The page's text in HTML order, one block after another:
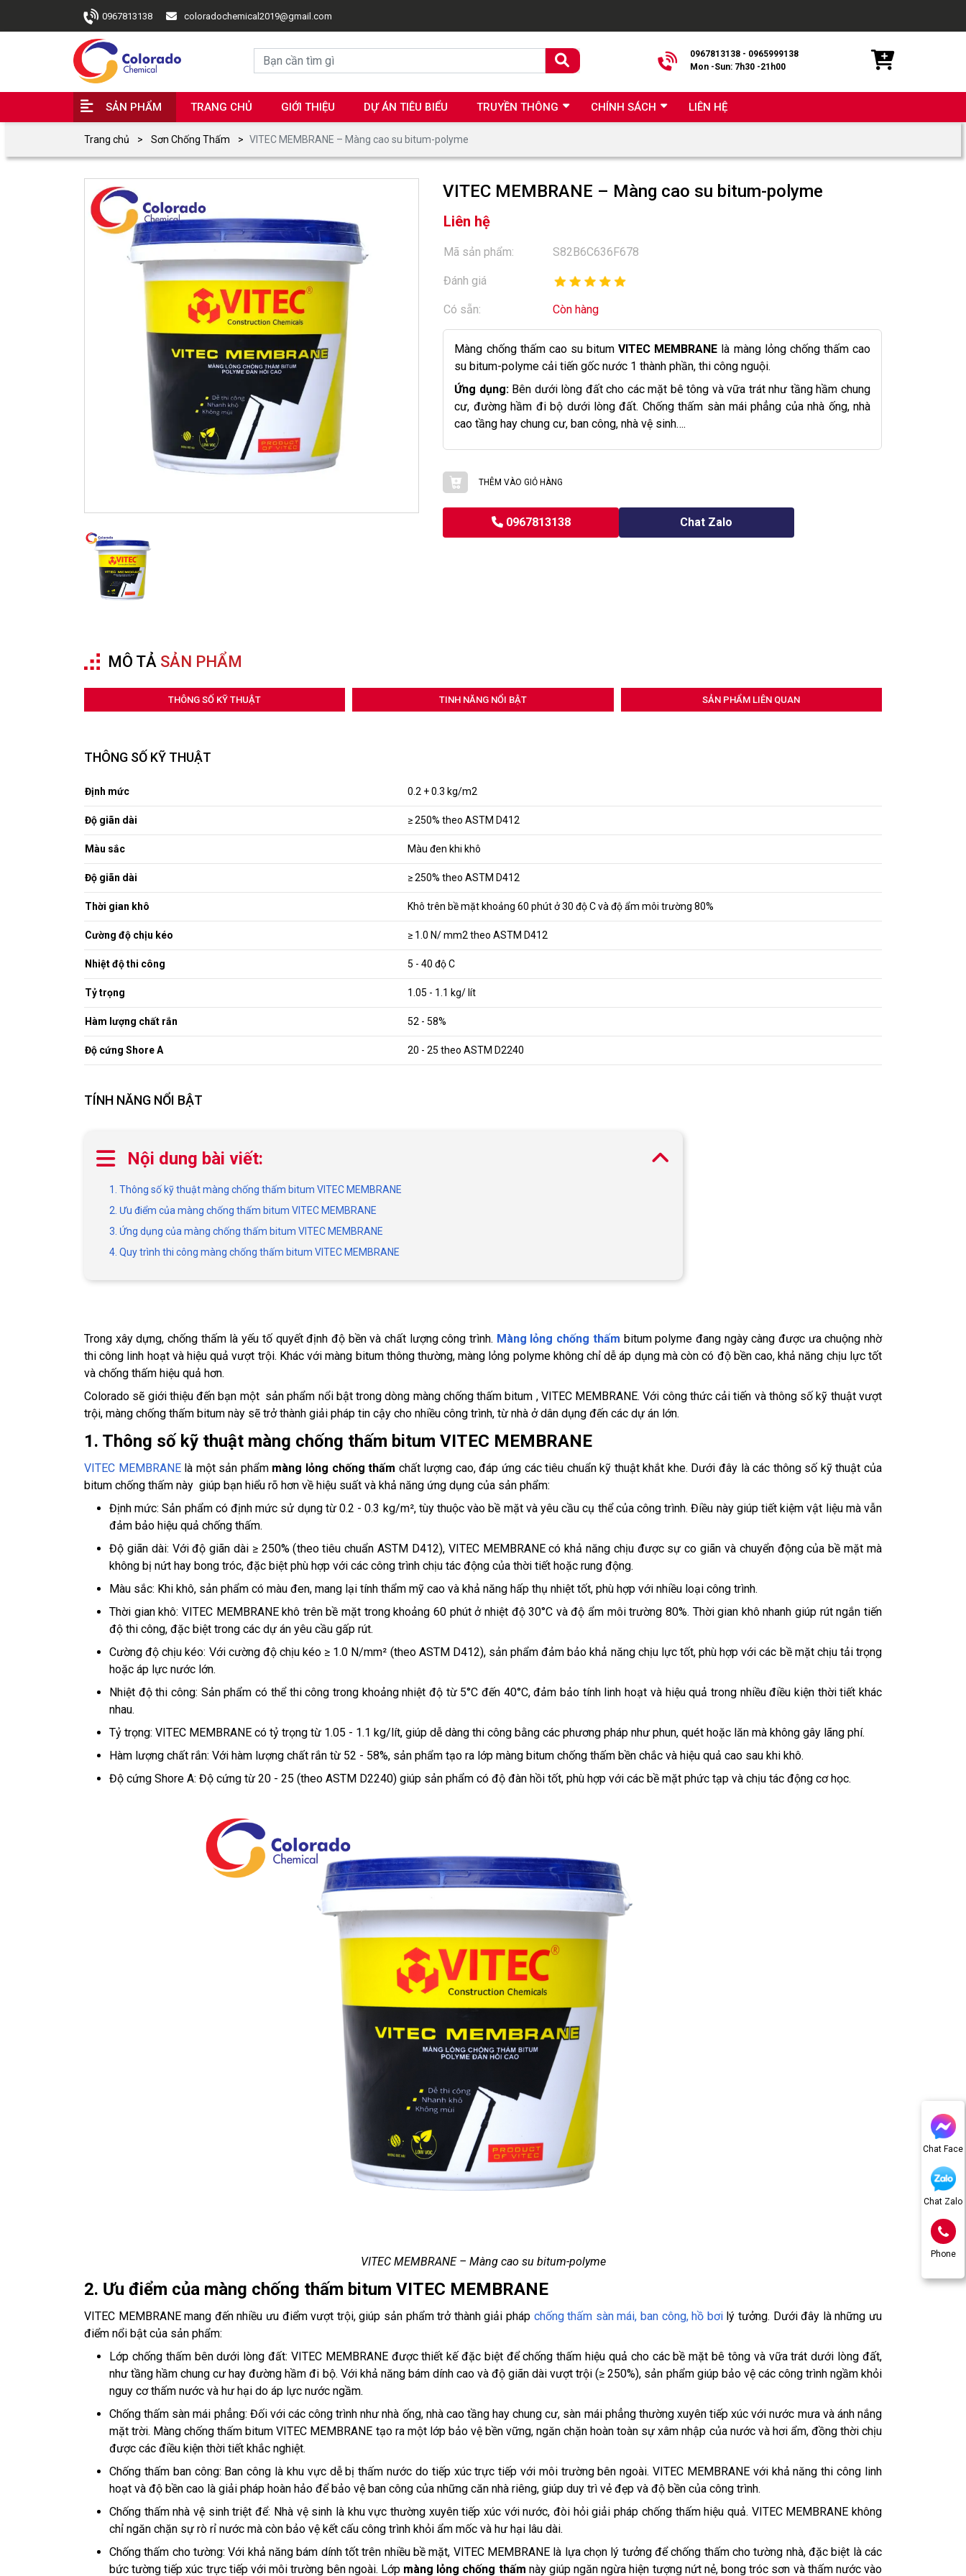
0967813138 coloradochemical2019@gmail.com
0967813138 - 0965999138
Mon -Sun: 7h30 -21h00
SẢN PHẨM TRANG CHỦ GIỚI THIỆU DỰ ÁN TIÊU BIỂU TRUYỀN THÔNG CHÍNH SÁCH LIÊN HỆ
Chat Face
Chat Zalo
Phone
Trang chủ Sơn Chống Thấm VITEC MEMBRANE – Màng cao su bitum-polyme
VITEC MEMBRANE – Màng cao su bitum-polyme
Liên hệ
Mã sản phẩm: S82B6C636F678
Đánh giá
Có sẵn: Còn hàng
Màng chống thấm cao su bitumVITEC MEMBRANE là màng lỏng chống thấm cao
su bitum-polyme cải tiến gốc nước 1 thành phần, thi công nguội.
Ứng dụng:Bên dưới lòng đất cho các mặt bê tông và vữa trát như tầng hầm chung
cư, đường hầm đi bộ dưới lòng đất. Chống thấm sàn mái phẳng của nhà ống, nhà
cao tầng hay chung cư, ban công, nhà vệ sinh….
THÊM VÀO GIỎ HÀNG
0967813138 Chat Zalo
MÔ TẢ SẢN PHẨM
THÔNG SỐ KỸ THUẬT TINH NĂNG NỔI BẬT SẢN PHẨM LIÊN QUAN
THÔNG SỐ KỸ THUẬT
Định mức 0.2 + 0.3 kg/m2
Độ giãn dài ≥ 250% theo ASTM D412
Màu sắc Màu đen khi khô
Độ giãn dài ≥ 250% theo ASTM D412
Thời gian khô Khô trên bề mặt khoảng 60 phút ở 30 độ C và độ ẩm môi trường 80%
Cường độ chịu kéo ≥ 1.0 N/ mm2 theo ASTM D412
Nhiệt độ thi công 5 - 40 độ C
Tỷ trọng 1.05 - 1.1 kg/ lít
Hàm lượng chất rắn 52 - 58%
Độ cứng Shore A 20 - 25 theo ASTM D2240
TÍNH NĂNG NỔI BẬT
Nội dung bài viết:
1. Thông số kỹ thuật màng chống thấm bitum VITEC MEMBRANE
2. Ưu điểm của màng chống thấm bitum VITEC MEMBRANE
3. Ứng dụng của màng chống thấm bitum VITEC MEMBRANE
4. Quy trình thi công màng chống thấm bitum VITEC MEMBRANE
Trong xây dựng, chống thấm là yếu tố quyết định độ bền và chất lượng công trình. Màng lỏng chống thấm bitum polyme đang ngày càng được ưa chuộng nhờ
thi công linh hoạt và hiệu quả vượt trội. Khác với màng bitum thông thường, màng lỏng polyme không chỉ dễ áp dụng mà còn có độ bền cao, khả năng chịu lực tốt
và chống thấm hiệu quả hơn.
Colorado sẽ giới thiệu đến bạn một sản phẩm nổi bật trong dòng màng chống thấm bitum , VITEC MEMBRANE. Với công thức cải tiến và thông số kỹ thuật vượt
trội, màng chống thấm bitum này sẽ trở thành giải pháp tin cậy cho nhiều công trình, từ nhà ở dân dụng đến các dự án lớn.
1. Thông số kỹ thuật màng chống thấm bitum VITEC MEMBRANE
VITEC MEMBRANElà một sản phẩm màng lỏng chống thấm chất lượng cao, đáp ứng các tiêu chuẩn kỹ thuật khắt khe. Dưới đây là các thông số kỹ thuật của
bitum chống thấm này giúp bạn hiểu rõ hơn về hiệu suất và khả năng ứng dụng của sản phẩm:
Định mức: Sản phẩm có định mức sử dụng từ 0.2 - 0.3 kg/m², tùy thuộc vào bề mặt và yêu cầu cụ thể của công trình. Điều này giúp tiết kiệm vật liệu mà vẫn
đảm bảo hiệu quả chống thấm.
Độ giãn dài: Với độ giãn dài ≥ 250% (theo tiêu chuẩn ASTM D412), VITEC MEMBRANE có khả năng chịu được sự co giãn và chuyển động của bề mặt mà
không bị nứt hay bong tróc, đặc biệt phù hợp với các công trình chịu tác động của thời tiết hoặc rung động.
Màu sắc: Khi khô, sản phẩm có màu đen, mang lại tính thẩm mỹ cao và khả năng hấp thụ nhiệt tốt, phù hợp với nhiều loại công trình.
Thời gian khô: VITEC MEMBRANE khô trên bề mặt trong khoảng 60 phút ở nhiệt độ 30°C và độ ẩm môi trường 80%. Thời gian khô nhanh giúp rút ngắn tiến
độ thi công, đặc biệt trong các dự án yêu cầu gấp rút.
Cường độ chịu kéo: Với cường độ chịu kéo ≥ 1.0 N/mm² (theo ASTM D412), sản phẩm đảm bảo khả năng chịu lực tốt, phù hợp với các bề mặt chịu tải trọng
hoặc áp lực nước lớn.
Nhiệt độ thi công: Sản phẩm có thể thi công trong khoảng nhiệt độ từ 5°C đến 40°C, đảm bảo tính linh hoạt và hiệu quả trong nhiều điều kiện thời tiết khác
nhau.
Tỷ trọng: VITEC MEMBRANE có tỷ trọng từ 1.05 - 1.1 kg/lít, giúp dễ dàng thi công bằng các phương pháp như phun, quét hoặc lăn mà không gây lãng phí.
Hàm lượng chất rắn: Với hàm lượng chất rắn từ 52 - 58%, sản phẩm tạo ra lớp màng bitum chống thấm bền chắc và hiệu quả cao sau khi khô.
Độ cứng Shore A: Độ cứng từ 20 - 25 (theo ASTM D2240) giúp sản phẩm có độ đàn hồi tốt, phù hợp với các bề mặt phức tạp và chịu tác động cơ học.
VITEC MEMBRANE – Màng cao su bitum-polyme
2. Ưu điểm của màng chống thấm bitum VITEC MEMBRANE
VITEC MEMBRANE mang đến nhiều ưu điểm vượt trội, giúp sản phẩm trở thành giải pháp chống thấm sàn mái, ban công, hồ bơilý tưởng. Dưới đây là những ưu
điểm nổi bật của sản phẩm:
Lớp chống thấm bên dưới lòng đất: VITEC MEMBRANE được thiết kế đặc biệt để chống thấm hiệu quả cho các bề mặt bê tông và vữa trát dưới lòng đất,
như tầng hầm chung cư hay đường hầm đi bộ. Với khả năng bám dính cao và độ giãn dài vượt trội (≥ 250%), sản phẩm giúp bảo vệ các công trình ngầm khỏi
nguy cơ thấm nước và hư hại do áp lực nước ngầm.
Chống thấm sàn mái phẳng: Đối với các công trình như nhà ống, nhà cao tầng hay chung cư, sàn mái phẳng thường xuyên tiếp xúc với nước mưa và ánh nắng
mặt trời. Màng chống thấm bitum VITEC MEMBRANE tạo ra một lớp bảo vệ bền vững, ngăn chặn hoàn toàn sự xâm nhập của nước và hơi ẩm, đồng thời chịu
được các điều kiện thời tiết khắc nghiệt.
Chống thấm ban công: Ban công là khu vực dễ bị thấm nước do tiếp xúc trực tiếp với môi trường bên ngoài. VITEC MEMBRANE với khả năng thi công linh
hoạt và độ bền cao là giải pháp hoàn hảo để bảo vệ ban công của những căn nhà riêng, giúp duy trì vẻ đẹp và độ bền của công trình.
Chống thấm nhà vệ sinh triệt để: Nhà vệ sinh là khu vực thường xuyên tiếp xúc với nước, đòi hỏi giải pháp chống thấm hiệu quả. VITEC MEMBRANE không
chỉ ngăn chặn sự rò rỉ nước mà còn bảo vệ kết cấu công trình khỏi ẩm mốc và hư hại lâu dài.
Chống thấm cho tường: Với khả năng bám dính tốt trên nhiều bề mặt, VITEC MEMBRANE là lựa chọn lý tưởng để chống thấm cho tường nhà, đặc biệt là các
bức tường tiếp xúc trực tiếp với môi trường bên ngoài. Lớp màng lỏng chống thấm này giúp ngăn ngừa hiện tượng nứt nẻ, bong tróc sơn và thấm nước vào